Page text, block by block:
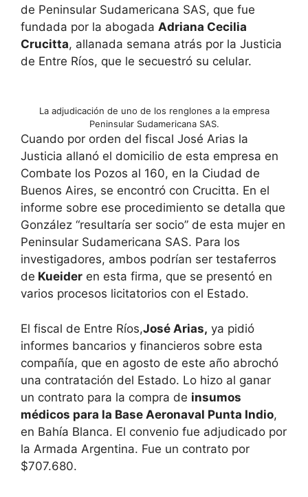
de Peninsular Sudamericana SAS, que fue
fundada por la abogada Adriana Cecilia
Crucitta, allanada semana atrás por la Justicia
de Entre Ríos, que le secuestró su celular.
La adjudicación de uno de los renglones a la empresa
Peninsular Sudamericana SAS.
Cuando por orden del fiscal José Arias la
Justicia allanó el domicilio de esta empresa en
Combate los Pozos al 160, en la Ciudad de
Buenos Aires, se encontró con Crucitta. En el
informe sobre ese procedimiento se detalla que
González “resultaría ser socio” de esta mujer en
Peninsular Sudamericana SAS. Para los
investigadores, ambos podrían ser testaferros
de Kueider en esta firma, que se presentó en
varios procesos licitatorios con el Estado.
El fiscal de Entre Ríos,José Arias, ya pidió
informes bancarios y financieros sobre esta
compañía, que en agosto de este año abrochó
una contratación del Estado. Lo hizo al ganar
un contrato para la compra de insumos
médicos para la Base Aeronaval Punta Indio,
en Bahía Blanca. El convenio fue adjudicado por
la Armada Argentina. Fue un contrato por
$707.680.